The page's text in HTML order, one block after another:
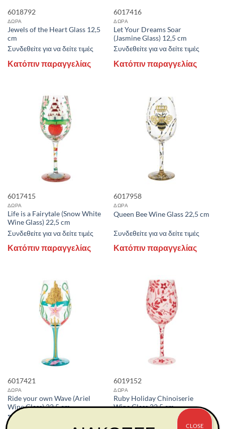
6018792
ΔΩΡΑ
Jewels of the Heart Glass 12,5
cm
Συνδεθείτε για να δείτε τιμές
Κατόπιν παραγγελίας
6017416
ΔΩΡΑ
Let Your Dreams Soar
(Jasmine Glass) 12,5 cm
Συνδεθείτε για να δείτε τιμές
Κατόπιν παραγγελίας
6017415
ΔΩΡΑ
Life is a Fairytale (Snow White
Wine Glass) 22,5 cm
Συνδεθείτε για να δείτε τιμές
Κατόπιν παραγγελίας
6017958
ΔΩΡΑ
Queen Bee Wine Glass 22,5 cm
Συνδεθείτε για να δείτε τιμές
Κατόπιν παραγγελίας
6017421
ΔΩΡΑ
Ride your own Wave (Ariel
Wine Glass) 22,5 cm
Συνδεθείτε για να δείτε τιμές
6019152
ΔΩΡΑ
Ruby Holiday Chinoiserie
Wine Glass 22,5 cm
Συνδεθείτε για να δείτε τιμές
CLOSE